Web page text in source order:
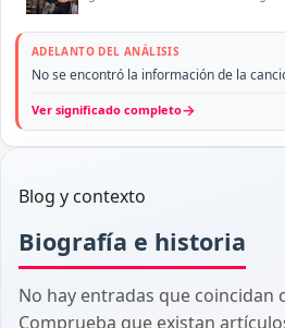
ADELANTO DEL ANÁLISIS
No se encontró la información de la
Ver significado completo→
Blog y contexto
Biografía e historia
No hay entradas que coincidan
Comprueba que existan